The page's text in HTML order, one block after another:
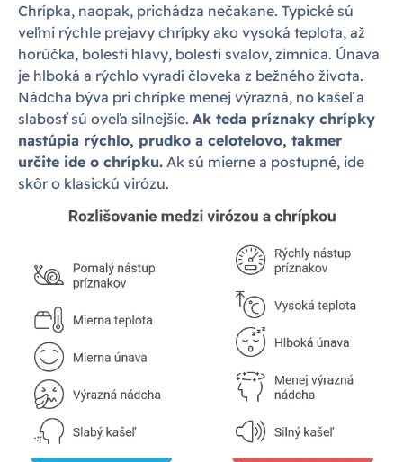
Chrípka, naopak, prichádza nečakane. Typické sú
veľmi rýchle prejavy chrípky ako vysoká teplota, až
horúčka, bolesti hlavy, bolesti svalov, zimnica. Únava
je hlboká a rýchlo vyradí človeka z bežného života.
Nádcha býva pri chrípke menej výrazná, no kašeľ a
slabosť sú oveľa silnejšie. Ak teda príznaky chrípky
nastúpia rýchlo, prudko a celotelovo, takmer
určite ide o chrípku. Ak sú mierne a postupné, ide
skôr o klasickú virózu.